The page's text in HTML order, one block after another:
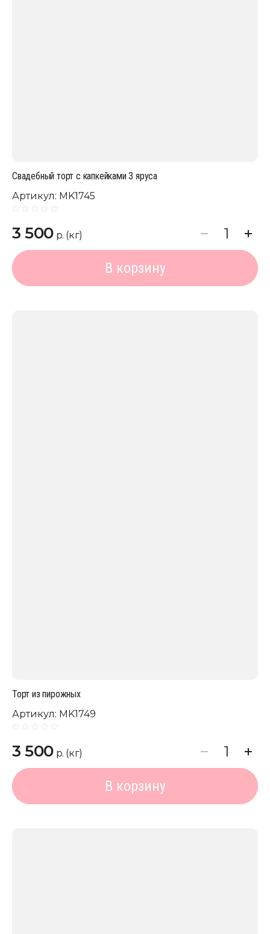
Свадебный торт с капкейками 3 яруса
Артикул: MK1745
3 500 р. (кг)
В корзину
Торт из пирожных
Артикул: MK1749
3 500 р. (кг)
В корзину